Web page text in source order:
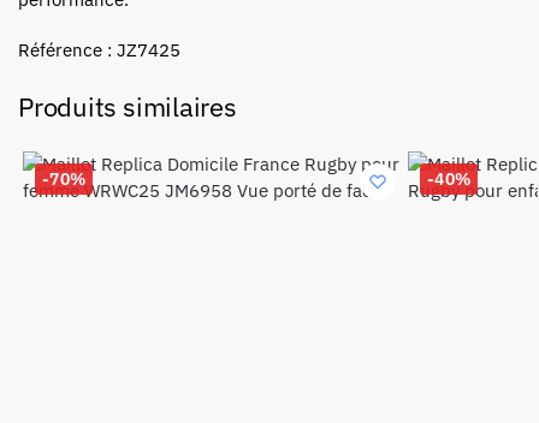
Référence : JZ7425
Produits similaires
-70% -40%